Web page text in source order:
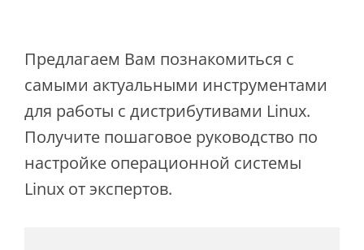
Предлагаем Вам познакомиться с
самыми актуальными инструментами
для работы с дистрибутивами Linux.
Получите пошаговое руководство по
настройке операционной системы
Linux от экспертов.